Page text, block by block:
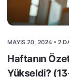
MAYIS 20, 2024 • 2
Haftanın
Yükseldi?